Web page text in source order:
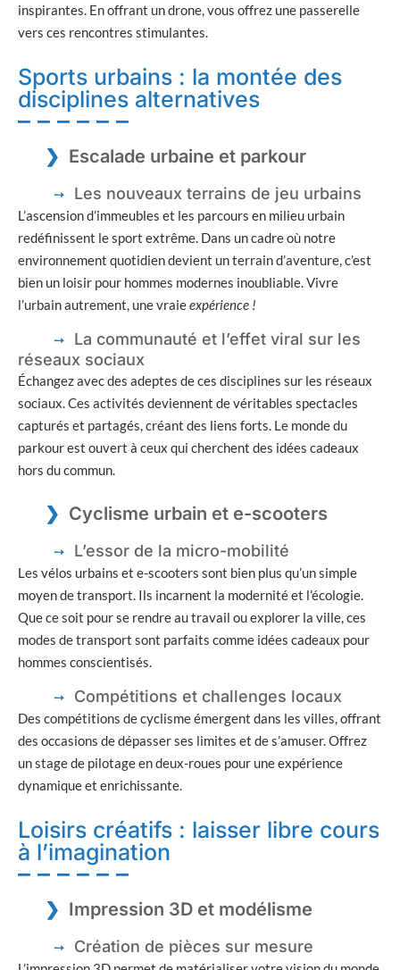
inspirantes. En offrant un drone, vous offrez une passerelle
vers ces rencontres stimulantes.
Sports urbains : la montée des
disciplines alternatives
Escalade urbaine et parkour
Les nouveaux terrains de jeu urbains
L’ascension d’immeubles et les parcours en milieu urbain
redéfinissent le sport extrême. Dans un cadre où notre
environnement quotidien devient un terrain d’aventure, c’est
bien un loisir pour hommes modernes inoubliable. Vivre
l’urbain autrement, une vraieexpérience !
La communauté et l’effet viral sur les
réseaux sociaux
Échangez avec des adeptes de ces disciplines sur les réseaux
sociaux. Ces activités deviennent de véritables spectacles
capturés et partagés, créant des liens forts. Le monde du
parkour est ouvert à ceux qui cherchent des idées cadeaux
hors du commun.
Cyclisme urbain et e-scooters
L’essor de la micro-mobilité
Les vélos urbains et e-scooters sont bien plus qu’un simple
moyen de transport. Ils incarnent la modernité et l’écologie.
Que ce soit pour se rendre au travail ou explorer la ville, ces
modes de transport sont parfaits comme idées cadeaux pour
hommes conscientisés.
Compétitions et challenges locaux
Des compétitions de cyclisme émergent dans les villes, offrant
des occasions de dépasser ses limites et de s’amuser. Offrez
un stage de pilotage en deux-roues pour une expérience
dynamique et enrichissante.
Loisirs créatifs : laisser libre cours
à l’imagination
Impression 3D et modélisme
Création de pièces sur mesure